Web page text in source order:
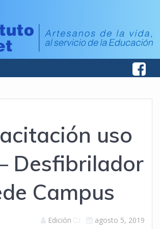
uso
Desfibrilador
Campus
Edición agosto 5, 2019